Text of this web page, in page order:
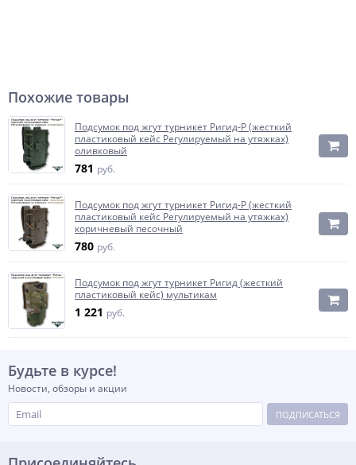
Похожие товары
Подсумок под жгут турникет Ригид-Р (жесткий
пластиковый кейс Регулируемый на утяжках)
оливковый
781 руб.
Подсумок под жгут турникет Ригид-Р (жесткий
пластиковый кейс Регулируемый на утяжках)
коричневый песочный
780 руб.
Подсумок под жгут турникет Ригид (жесткий
пластиковый кейс) мультикам
1 221 руб.
Будьте в курсе!
Новости, обзоры и акции
ПОДПИСАТЬСЯ